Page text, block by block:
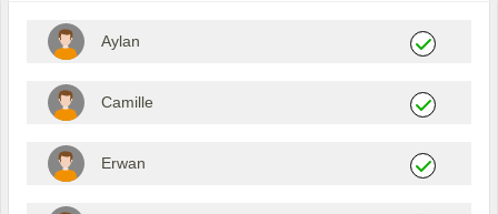
Aylan
Camille
Erwan